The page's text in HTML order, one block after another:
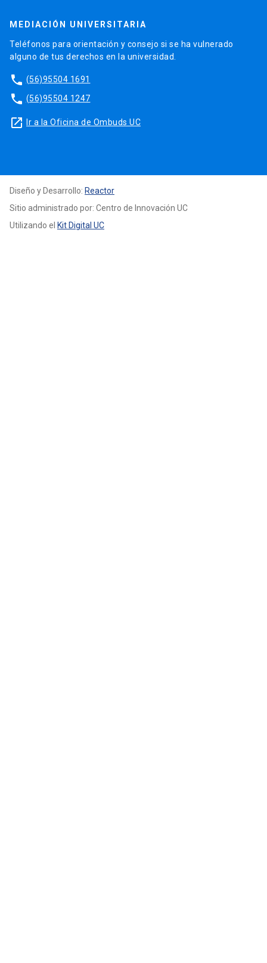
MEDIACIÓN UNIVERSITARIA
Teléfonos para orientación y consejo si se ha vulnerado
alguno de tus derechos en la universidad.
phone (56)95504 1691
phone (56)95504 1247
launch Ir a la Oficina de Ombuds UC
Diseño y Desarrollo: Reactor
Sitio administrado por: Centro de Innovación UC
Utilizando el Kit Digital UC